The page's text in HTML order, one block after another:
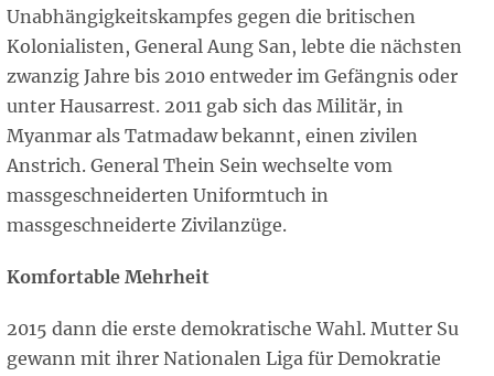
Unabhängigkeitskampfes gegen die britischen
Kolonialisten, General Aung San, lebte die nächsten
zwanzig Jahre bis 2010 entweder im Gefängnis oder
unter Hausarrest. 2011 gab sich das Militär, in
Myanmar als Tatmadaw bekannt, einen zivilen
Anstrich. General Thein Sein wechselte vom
massgeschneiderten Uniformtuch in
massgeschneiderte Zivilanzüge.
Komfortable Mehrheit
2015 dann die erste demokratische Wahl. Mutter Su
gewann mit ihrer Nationalen Liga für Demokratie